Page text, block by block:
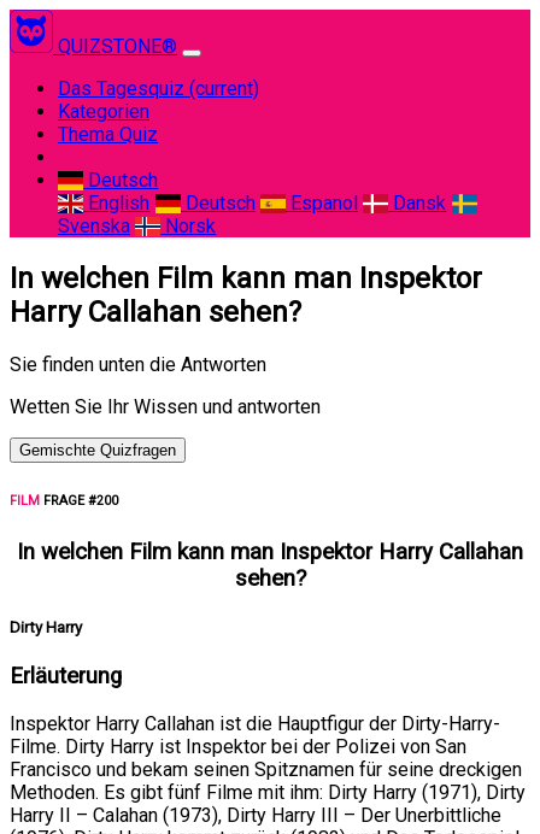
QUIZSTONE®
Das Tagesquiz (current)
Kategorien
Thema Quiz
Deutsch
English
Deutsch Espanol
Dansk
Svenska
Norsk
In welchen Film kann man Inspektor
Harry Callahan sehen?
Sie finden unten die Antworten
Wetten Sie Ihr Wissen und antworten
Gemischte Quizfragen
FILM FRAGE #200
In welchen Film kann man Inspektor Harry Callahan
sehen?
Dirty Harry
Erläuterung
Inspektor Harry Callahan ist die Hauptfigur der Dirty-Harry-
Filme. Dirty Harry ist Inspektor bei der Polizei von San
Francisco und bekam seinen Spitznamen für seine dreckigen
Methoden. Es gibt fünf Filme mit ihm: Dirty Harry (1971), Dirty
Harry II – Calahan (1973), Dirty Harry III – Der Unerbittliche